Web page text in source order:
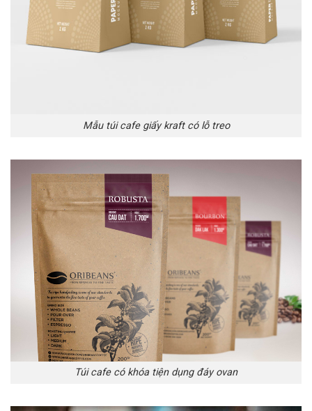
Mẫu túi cafe giấy kraft có lỗ treo
Túi cafe có khóa tiện dụng đáy ovan